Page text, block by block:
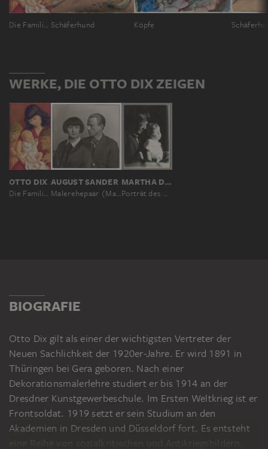
Die Familie des Künstlers Schäferhund Köpfe
WERKE, DIE OTTO DIX ZEIGEN
OTTO DIX
Die Familie des Künstlers
AUGUST SANDER
Malerehepaar (Martha und Otto Dix)
MARTHA DIX; ZUGESCHRIEBEN
Porträt des Malers Otto Dix und seines Sohnes Ursus
BIOGRAFIE
Otto Dix gilt als einer der wichtigsten Vertreter der
Neuen Sachlichkeit der 1920er-Jahre. Er wird 1891 in
Thüringen bei Gera geboren. Nach einer
Dekorationsmalerlehre studiert er bis 1914 an der
Dresdner Kunstgewerbeschule. Im Ersten Weltkrieg ist er
Frontsoldat. 1919 setzt er sein Studium an den
Akademien in Dresden und Düsseldorf fort. Es entsteht
eine Reihe von sozialkritischen und Antikriegsbildern,